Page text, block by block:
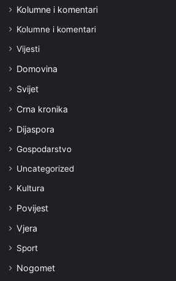
Kolumne i komentari
Kolumne i komentari
Vijesti
Domovina
Svijet
Crna kronika
Dijaspora
Gospodarstvo
Uncategorized
Kultura
Povijest
Vjera
Sport
Nogomet